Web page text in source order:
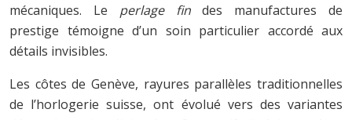
mécaniques. Le perlage findes manufactures de
prestige témoigne d’un soin particulier accordé aux
détails invisibles.
Les côtes de Genève, rayures parallèles traditionnelles
de l’horlogerie suisse, ont évolué vers des variantes